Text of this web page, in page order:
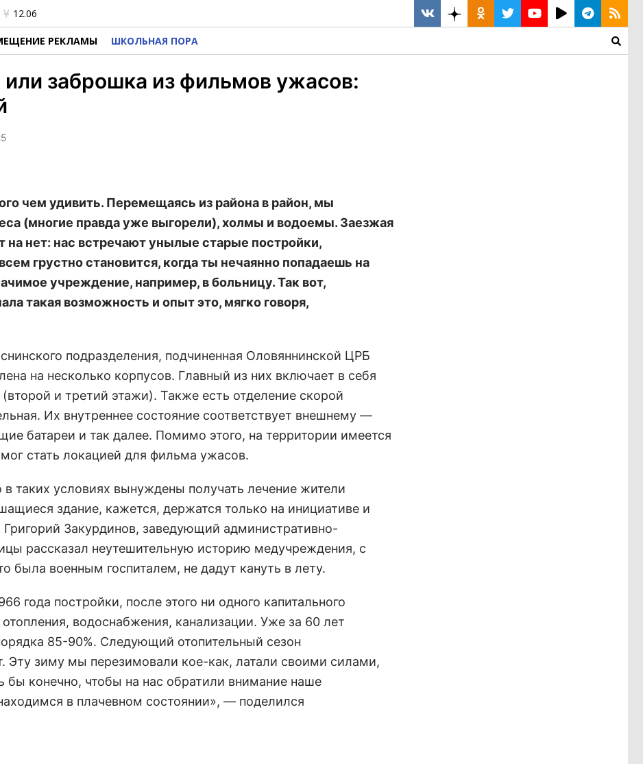
12.06
РЕКЛАМЫ ШКОЛЬНАЯ ПОРА
заброшка из фильмов ужасов:
чем удивить. Перемещаясь из района в район, мы
(многие правда уже выгорели), холмы и водоемы. Заезжая
на нет: нас встречают унылые старые постройки,
грустно становится, когда ты нечаянно попадаешь на
учреждение, например, в больницу. Так вот,
такая возможность и опыт это, мягко говоря,
подразделения, подчиненная Оловяннинской ЦРБ
на несколько корпусов. Главный из них включает в себя
и третий этажи). Также есть отделение скорой
Их внутреннее состояние соответствует внешнему —
батареи и так далее. Помимо этого, на территории имеется
стать локацией для фильма ужасов.
таких условиях вынуждены получать лечение жители
здание, кажется, держатся только на инициативе и
Закурдинов, заведующий административно-
рассказал неутешительную историю медучреждения, с
была военным госпиталем, не дадут кануть в лету.
года постройки, после этого ни одного капитального
водоснабжения, канализации. Уже за 60 лет
85-90%. Следующий отопительный сезон
Эту зиму мы перезимовали кое-как, латали своими силами,
бы конечно, чтобы на нас обратили внимание наше
в плачевном состоянии», — поделился